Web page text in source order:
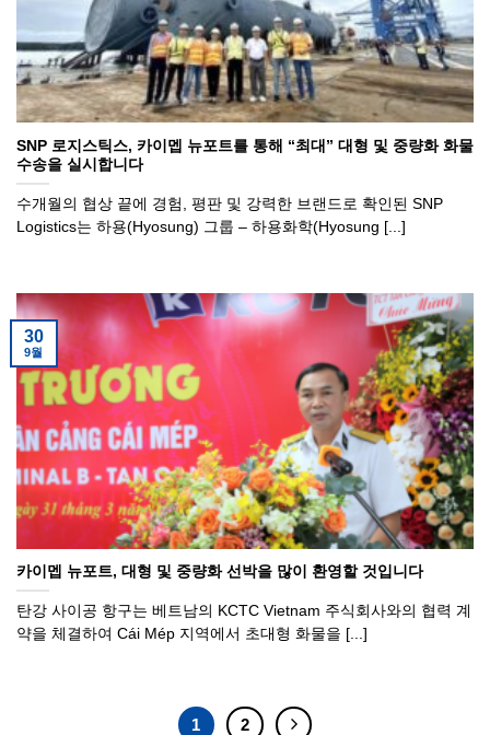
SNP 로지스틱스, 카이멥 뉴포트를 통해 “최대” 대형 및 중량화 화물
수송을 실시합니다
수개월의 협상 끝에 경험, 평판 및 강력한 브랜드로 확인된 SNP
Logistics는 하용(Hyosung) 그룹 – 하용화학(Hyosung [...]
카이멥 뉴포트, 대형 및 중량화 선박을 많이 환영할 것입니다
탄강 사이공 항구는 베트남의 KCTC Vietnam 주식회사와의 협력 계
약을 체결하여 Cái Mép 지역에서 초대형 화물을 [...]
30
9월
1 2